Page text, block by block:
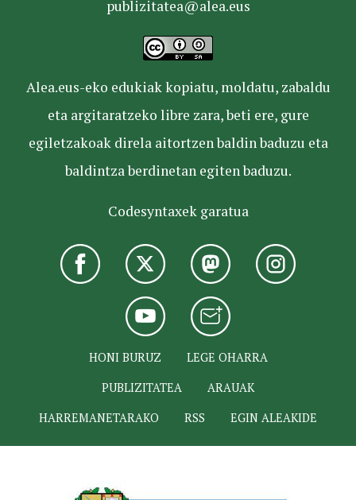
publizitatea@alea.eus
Alea.eus-eko edukiak kopiatu, moldatu, zabaldu
eta argitaratzeko libre zara, beti ere, gure
egiletzakoak direla aitortzen baldin baduzu eta
baldintza berdinetan egiten baduzu.
Codesyntaxek garatua
HONI BURUZ
LEGE OHARRA
PUBLIZITATEA
ARAUAK
HARREMANETARAKO
RSS EGIN ALEAKIDE